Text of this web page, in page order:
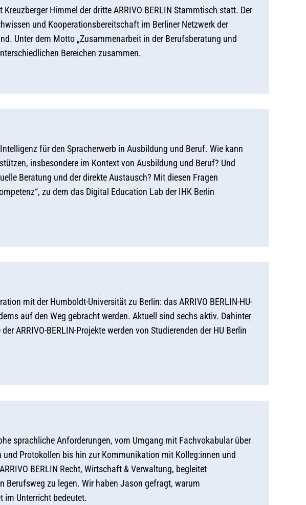
Himmel der dritte ARRIVO BERLIN Stammtisch statt. Der
und Kooperationsbereitschaft im Berliner Netzwerk der
Unter dem Motto „Zusammenarbeit in der Berufsberatung und
Bereichen zusammen.
für den Spracherwerb in Ausbildung und Beruf. Wie kann
insbesondere im Kontext von Ausbildung und Beruf? Und
Beratung und der direkte Austausch? Mit diesen Fragen
zu dem das Digital Education Lab der IHK Berlin
mit der Humboldt-Universität zu Berlin: das ARRIVO BERLIN-HU-
auf den Weg gebracht werden. Aktuell sind sechs aktiv. Dahinter
ARRIVO-BERLIN-Projekte werden von Studierenden der HU Berlin
sprachliche Anforderungen, vom Umgang mit Fachvokabular über
Protokollen bis hin zur Kommunikation mit Kolleg:innen und
BERLIN Recht, Wirtschaft & Verwaltung, begleitet
Berufsweg zu legen. Wir haben Jason gefragt, warum
im Unterricht bedeutet.